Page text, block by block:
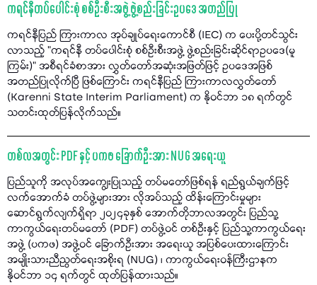
ကရင်နီတပ်ပေါင်းစုံ စစ်ဦးစီးအဖွဲ့ ဖွဲ့စည်းခြင်းဥပဒေ အတည်ပြု
ကရင်နီပြည် ကြားကာလ အုပ်ချုပ်ရေးကောင်စီ (IEC) က ပေးပို့တင်သွင်း
လာသည့် "ကရင်နီ တပ်ပေါင်းစုံ စစ်ဦးစီးအဖွဲ့ ဖွဲ့စည်းခြင်းဆိုင်ရာဥပဒေ(မူ
ကြမ်း)” အစီရင်ခံစာအား လွှတ်တော်အဆုံးအဖြတ်ဖြင့် ဥပဒေအဖြစ်
အတည်ပြုလိုက်ပြီ ဖြစ်ကြောင်း ကရင်နီပြည် ကြားကာလလွှတ်တော်
(Karenni State Interim Parliament) က နိုဝင်ဘာ ၁၈ ရက်တွင်
သတင်းထုတ်ပြန်လိုက်သည်။
တစ်လအတွင်း PDF နှင့် ပကဖ ခြောက်ဦးအား NUG အရေးယူ
ပြည်သူကို အလုပ်အကျွေးပြုသည့် တပ်မတော်ဖြစ်ရန် ရည်ရွယ်ချက်ဖြင့်
လက်အောက်ခံ တပ်ဖွဲ့များအား လိုအပ်သည့် ထိန်းကြောင်းမှုများ
ဆောင်ရွက်လျက်ရှိရာ ၂၀၂၄ခုနှစ် အောက်တိုဘာလအတွင်း ပြည်သူ့
ကာကွယ်ရေးတပ်မတော် (PDF) တပ်ဖွဲ့ဝင် တစ်ဦးနှင့် ပြည်သူ့ကာကွယ်ရေး
အဖွဲ့ (ပကဖ) အဖွဲ့ဝင် ခြောက်ဦးအား အရေးယူ အပြစ်ပေးထားကြောင်း
အမျိုးသားညီညွတ်ရေးအစိုးရ (NUG) ၊ ကာကွယ်ရေးဝန်ကြီးဌာနက
နိုဝင်ဘာ ၁၄ ရက်တွင် ထုတ်ပြန်ထားသည်။